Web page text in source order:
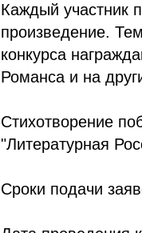
Каждый участник
произведение.
конкурса
Романса и на
Стихотворение
"Литературная
Сроки подачи